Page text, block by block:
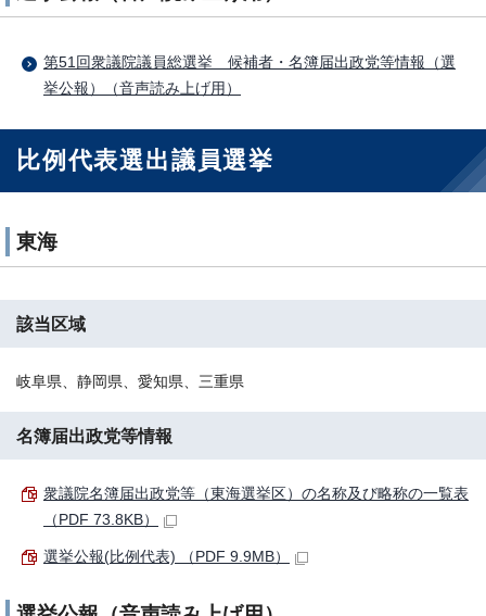
第51回衆議院議員総選挙 候補者・名簿届出政党等情報（選
挙公報）（音声読み上げ用）
比例代表選出議員選挙
東海
該当区域
岐阜県、静岡県、愛知県、三重県
名簿届出政党等情報
衆議院名簿届出政党等（東海選挙区）の名称及び略称の一覧表
（PDF 73.8KB）
選挙公報(比例代表) （PDF 9.9MB）